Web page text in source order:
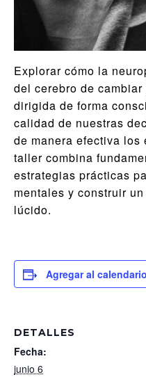
Explorar cómo la
del cerebro de
dirigida de forma
calidad de nuestras
de manera efectiva los
taller combina
estrategias prácticas
mentales y construir
lúcido.
Agregar al calendario
DETALLES
Fecha:
junio 6